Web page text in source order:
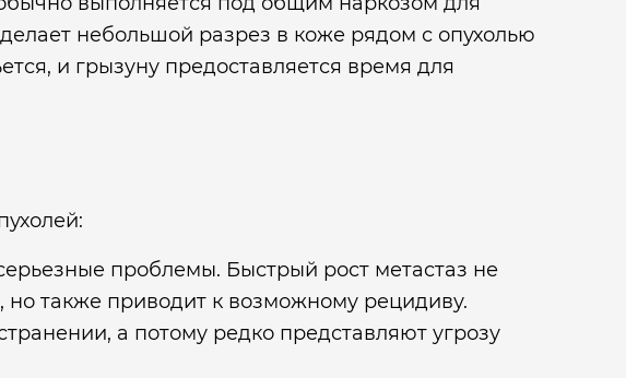
небольшой разрез в коже рядом с опухолью
и грызуну предоставляется время для
проблемы. Быстрый рост метастаз не
но также приводит к возможному рецидиву.
а потому редко представляют угрозу